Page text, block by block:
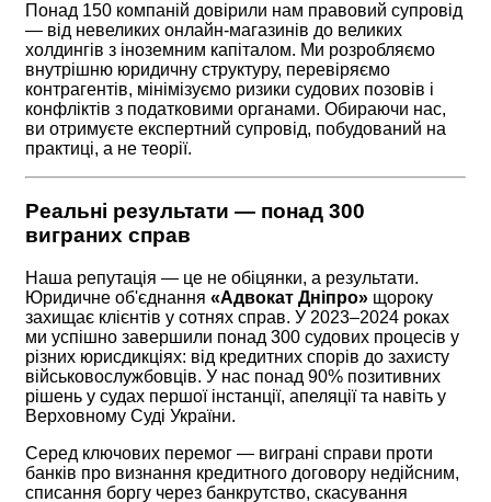
Понад 150 компаній довірили нам правовий супровід
— від невеликих онлайн-магазинів до великих
холдингів з іноземним капіталом. Ми розробляємо
внутрішню юридичну структуру, перевіряємо
контрагентів, мінімізуємо ризики судових позовів і
конфліктів з податковими органами. Обираючи нас,
ви отримуєте експертний супровід, побудований на
практиці, а не теорії.
Реальні результати — понад 300
виграних справ
Наша репутація — це не обіцянки, а результати.
Юридичне об'єднання «Адвокат Дніпро» щороку
захищає клієнтів у сотнях справ. У 2023–2024 роках
ми успішно завершили понад 300 судових процесів у
різних юрисдикціях: від кредитних спорів до захисту
військовослужбовців. У нас понад 90% позитивних
рішень у судах першої інстанції, апеляції та навіть у
Верховному Суді України.
Серед ключових перемог — виграні справи проти
банків про визнання кредитного договору недійсним,
списання боргу через банкрутство, скасування